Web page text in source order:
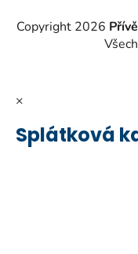
Copyright 2026
×
Splátková